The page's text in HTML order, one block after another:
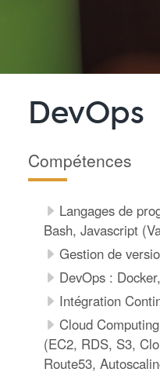
DevOps
Compétences
Langages de
Bash, Javascript
Gestion de
DevOps :
Intégration
Cloud
(EC2, RDS, S3,
Route53,